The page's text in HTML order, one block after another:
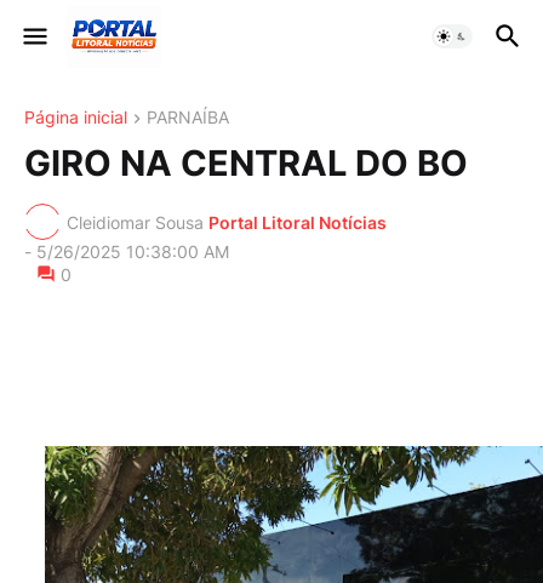
Página inicial PARNAÍBA
GIRO NA CENTRAL DO BO
Cleidiomar Sousa Portal Litoral Notícias
- 5/26/2025 10:38:00 AM
0